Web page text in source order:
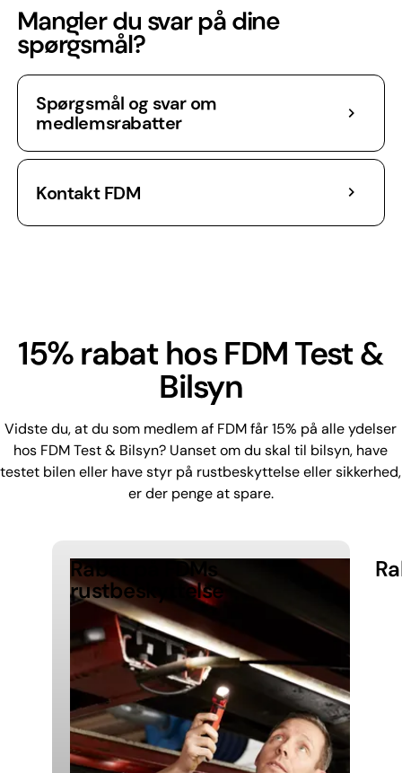
Mangler du svar på dine
spørgsmål?
Spørgsmål og svar om
medlemsrabatter
Kontakt FDM
15% rabat hos FDM Test &
Bilsyn
Vidste du, at du som medlem af FDM får 15% på alle ydelser
hos FDM Test & Bilsyn? Uanset om du skal til bilsyn, have
testet bilen eller have styr på rustbeskyttelse eller sikkerhed,
er der penge at spare.
Rabat på FDMs
rustbeskyttelse